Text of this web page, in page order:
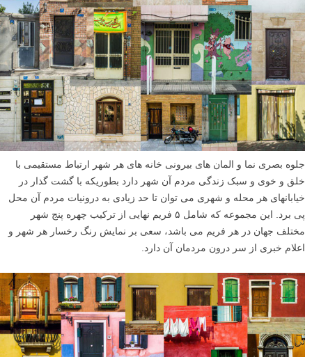
جلوه بصری نما و المان های بیرونی خانه های هر شهر ارتباط مستقیمی با
خلق و خوی و سبک زندگی مردم آن شهر دارد بطوریکه با گشت گذار در
خیابانهای هر محله و شهری می توان تا حد زیادی به درونیات مردم آن محل
پی برد. این مجموعه که شامل ۵ فریم نهایی از ترکیب چهره پنج شهر
مختلف جهان در هر فریم می باشد، سعی بر نمایش رنگ رخسار هر شهر و
اعلام خبری از سر درون مردمان آن دارد.